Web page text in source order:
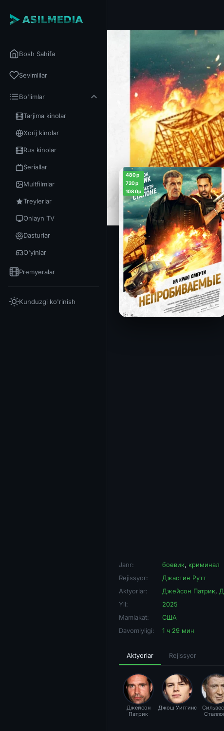
Bosh Sahifa
Sevimlilar
Bo'limlar
Tarjima kinolar
Xorij kinolar
Rus kinolar
Seriallar
Multfilmlar
Treylerlar
Onlayn TV
Dasturlar
O'yinlar
Premyeralar
Kunduzgi ko'rinish
480p
720p
1080p
Janr: боевик, криминал
Rejissyor:
Джастин Рутт
Aktyorlar:
Джейсон Патрик,
Yil:
2025
Mamlakat:
США
Davomiyligi:
1 ч 29 мин
Aktyorlar Rejissyor
Джейсон
Патрик
Джош Уиггинс